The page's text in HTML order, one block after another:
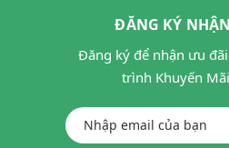
ĐĂNG KÝ
Đăng ký để nhận ưu
trình Khuyến